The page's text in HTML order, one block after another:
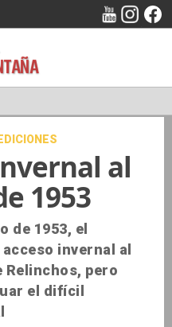
al
1953
de 1953, el
invernal al
Relinchos, pero
el difícil